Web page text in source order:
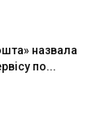
назвала
по...